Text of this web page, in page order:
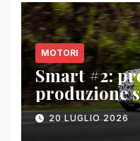
MOTORI
Smart #2:
produzione
del paris
20 LUGLIO 2026